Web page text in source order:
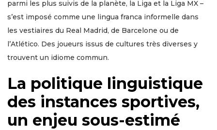
parmi les plus suivis de la planète, la Liga et la Liga MX –
s’est imposé comme une lingua franca informelle dans
les vestiaires du Real Madrid, de Barcelone ou de
l’Atlético. Des joueurs issus de cultures très diverses y
trouvent un idiome commun.
La politique linguistique
des instances sportives,
un enjeu sous-estimé